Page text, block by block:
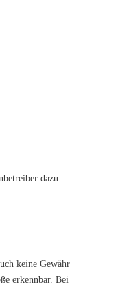
dazu
keine Gewähr
erkennbar. Bei